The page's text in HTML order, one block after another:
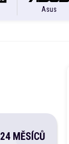
Asus
MĚSÍCŮ